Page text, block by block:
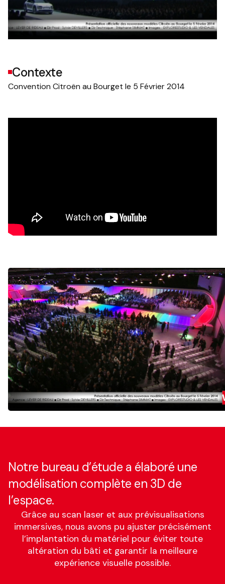
Contexte
Convention Citroën au Bourget le 5 Février 2014
Notre bureau d’étude a élaboré une
modélisation complète en 3D de
l’espace.
Grâce au scan laser et aux prévisualisations
immersives, nous avons pu ajuster précisément
l’implantation du matériel pour éviter toute
altération du bâti et garantir la meilleure
expérience visuelle possible.